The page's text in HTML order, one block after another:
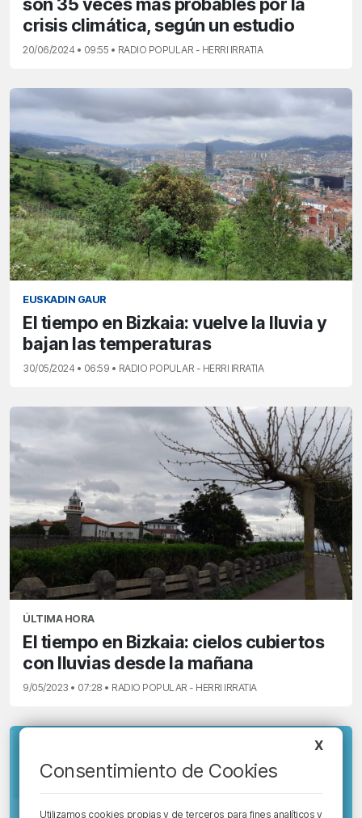
crisis climática, según un estudio
20/06/2024 • 09:55 • RADIO POPULAR - HERRI IRRATIA
EUSKADIN GAUR
El tiempo en Bizkaia: vuelve la lluvia y
bajan las temperaturas
30/05/2024 • 06:59 • RADIO POPULAR - HERRI IRRATIA
ÚLTIMA HORA
El tiempo en Bizkaia: cielos cubiertos
con lluvias desde la mañana
9/05/2023 • 07:28 • RADIO POPULAR - HERRI IRRATIA
X
Consentimiento de Cookies
Utilizamos cookies propias y de terceros para fines analíticos y